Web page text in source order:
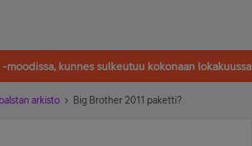
moodissa, kunnes sulkeutuu kokonaan lokakuussa
arkisto Big Brother 2011 paketti?